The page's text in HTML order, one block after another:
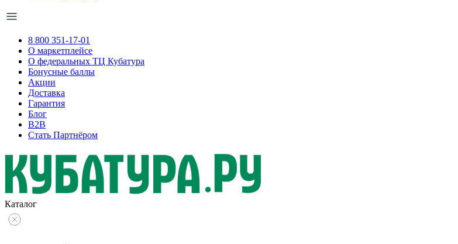
8 800 351-17-01
О маркетплейсе
О федеральных ТЦ Кубатура
Бонусные баллы
Акции
Доставка
Гарантия
Блог
B2B
Стать Партнёром
Каталог